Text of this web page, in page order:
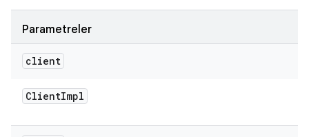
Parametreler
client
ClientImpl